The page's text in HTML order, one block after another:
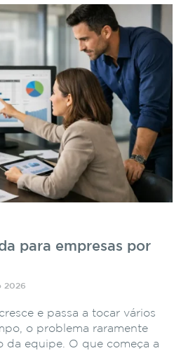
para empresas por
2026
e passa a tocar vários
o problema raramente
da equipe. O que começa a